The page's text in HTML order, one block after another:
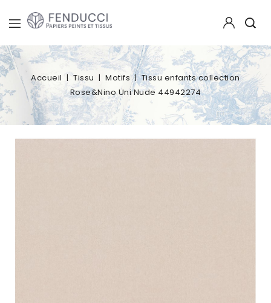
Accueil Tissu Motifs
Tissu enfants collection
Rose&Nino Uni Nude 44942274